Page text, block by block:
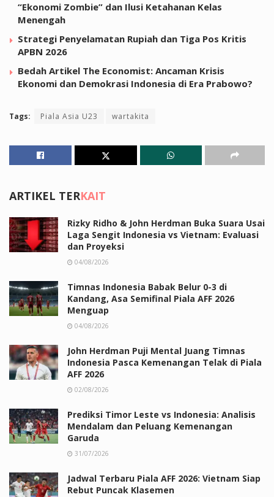
“Ekonomi Zombie” dan Ilusi Ketahanan Kelas
Menengah
Strategi Penyelamatan Rupiah dan Tiga Pos Kritis
APBN 2026
Bedah Artikel The Economist: Ancaman Krisis
Ekonomi dan Demokrasi Indonesia di Era Prabowo?
Tags: Piala Asia U23 wartakita
ARTIKEL TERKAIT
Rizky Ridho & John Herdman Buka Suara Usai
Laga Sengit Indonesia vs Vietnam: Evaluasi
dan Proyeksi
04/08/2026
Timnas Indonesia Babak Belur 0-3 di
Kandang, Asa Semifinal Piala AFF 2026
Menguap
04/08/2026
John Herdman Puji Mental Juang Timnas
Indonesia Pasca Kemenangan Telak di Piala
AFF 2026
02/08/2026
Prediksi Timor Leste vs Indonesia: Analisis
Mendalam dan Peluang Kemenangan
Garuda
31/07/2026
Jadwal Terbaru Piala AFF 2026: Vietnam Siap
Rebut Puncak Klasemen